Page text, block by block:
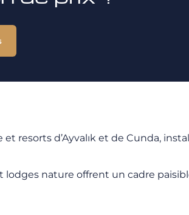
resorts d’Ayvalık et de Cunda,
nature offrent un cadre